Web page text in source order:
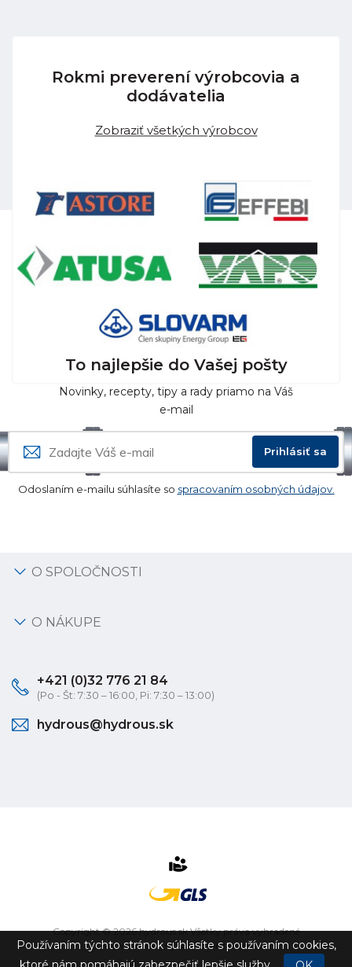
Rokmi preverení výrobcovia a
dodávatelia
Zobraziť všetkých výrobcov
To najlepšie do Vašej pošty
Novinky, recepty, tipy a rady priamo na Váš
e-mail
Prihlásiť sa
Odoslaním e-mailu súhlasíte so spracovaním osobných údajov.
O SPOLOČNOSTI
O NÁKUPE
+421 (0)32 776 21 84
(Po - Št: 7:30 – 16:00, Pi: 7:30 – 13:00)
hydrous@hydrous.sk
Copyright © 2026 hydrous.sk Všetky práva vyhradené
eshop na mieruvytvorilovibration.sk
Používaním týchto stránok súhlasíte s používaním cookies,